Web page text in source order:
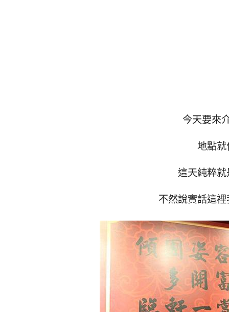
今天要來
地點就
這天純粹
不然說實話這